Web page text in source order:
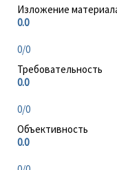
Изложение
0.0
0/0
Требовательность
0.0
0/0
Объективность
0.0